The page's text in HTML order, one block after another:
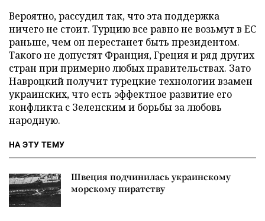
Вероятно, рассудил так, что эта поддержка
ничего не стоит. Турцию все равно не возьмут в ЕС
раньше, чем он перестанет быть президентом.
Такого не допустят Франция, Греция и ряд других
стран при примерно любых правительствах. Зато
Навроцкий получит турецкие технологии взамен
украинских, что есть эффектное развитие его
конфликта с Зеленским и борьбы за любовь
народную.
НА ЭТУ ТЕМУ
Швеция подчинилась украинскому
морскому пиратству